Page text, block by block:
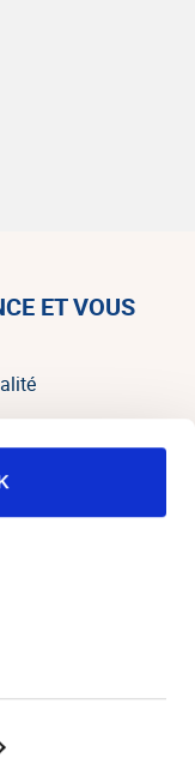
ET VOUS